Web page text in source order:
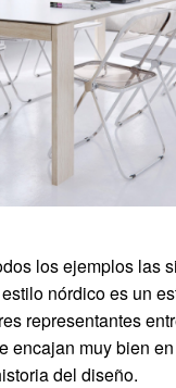
los ejemplos las
nórdico es un
representantes
encajan muy bien
del diseño.